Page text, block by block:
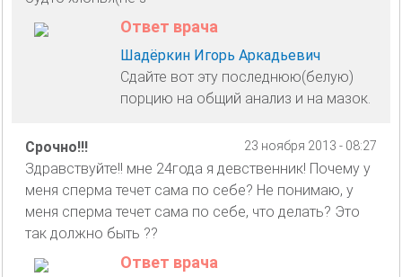
Ответ врача
Шадёркин Игорь Аркадьевич
Сдайте вот эту последнюю(белую)
порцию на общий анализ и на мазок.
23 ноября 2013 - 08:27
Срочно!!!
Здравствуйте!! мне 24года я девственник! Почему у
меня сперма течет сама по себе? Не понимаю, у
меня сперма течет сама по себе, что делать? Это
так должно быть ??
Ответ врача